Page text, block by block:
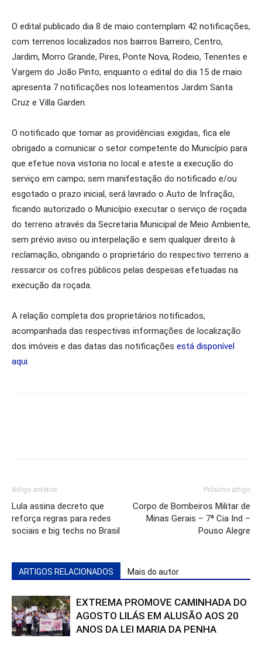
O edital publicado dia 8 de maio contemplam 42 notificações,
com terrenos localizados nos bairros Barreiro, Centro,
Jardim, Morro Grande, Pires, Ponte Nova, Rodeio, Tenentes e
Vargem do João Pinto, enquanto o edital do dia 15 de maio
apresenta 7 notificações nos loteamentos Jardim Santa
Cruz e Villa Garden.
O notificado que tomar as providências exigidas, fica ele
obrigado a comunicar o setor competente do Município para
que efetue nova vistoria no local e ateste a execução do
serviço em campo; sem manifestação do notificado e/ou
esgotado o prazo inicial, será lavrado o Auto de Infração,
ficando autorizado o Município executar o serviço de roçada
do terreno através da Secretaria Municipal de Meio Ambiente,
sem prévio aviso ou interpelação e sem qualquer direito à
reclamação, obrigando o proprietário do respectivo terreno a
ressarcir os cofres públicos pelas despesas efetuadas na
execução da roçada.
A relação completa dos proprietários notificados,
acompanhada das respectivas informações de localização
dos imóveis e das datas das notificações está disponível
aqui.
Artigo anterior
Lula assina decreto que
reforça regras para redes
sociais e big techs no Brasil
Próximo artigo
Corpo de Bombeiros Militar de
Minas Gerais – 7ª Cia Ind –
Pouso Alegre
ARTIGOS RELACIONADOS Mais do autor
EXTREMA PROMOVE CAMINHADA DO
AGOSTO LILÁS EM ALUSÃO AOS 20
ANOS DA LEI MARIA DA PENHA